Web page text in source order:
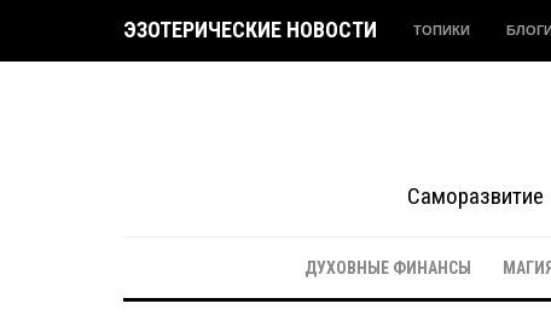
ЭЗОТЕРИЧЕСКИЕ НОВОСТИ ТОПИКИ
Саморазвитие
ДУХОВНЫЕ ФИНАНСЫ МАГИЯ